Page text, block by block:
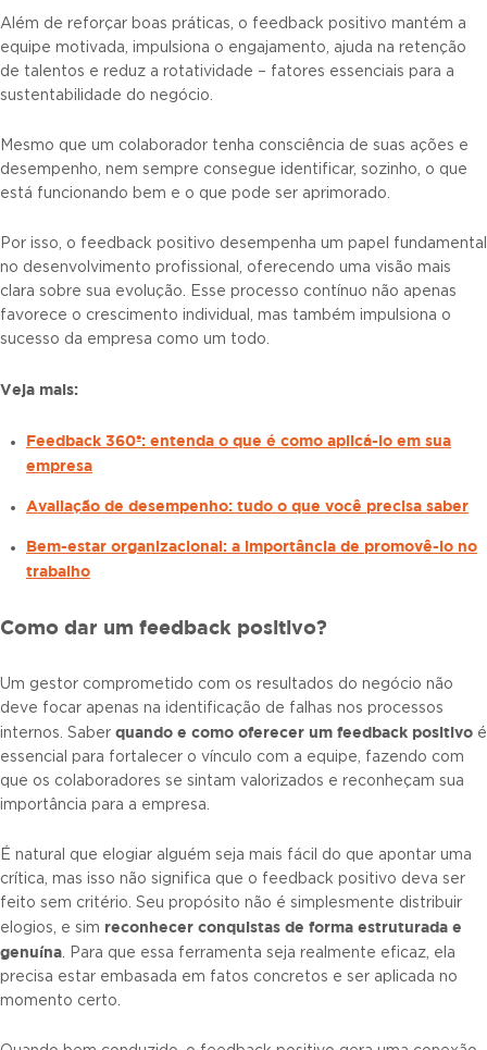
Além de reforçar boas práticas, o feedback positivo mantém a
equipe motivada, impulsiona o engajamento, ajuda na retenção
de talentos e reduz a rotatividade – fatores essenciais para a
sustentabilidade do negócio.
Mesmo que um colaborador tenha consciência de suas ações e
desempenho, nem sempre consegue identificar, sozinho, o que
está funcionando bem e o que pode ser aprimorado.
Por isso, o feedback positivo desempenha um papel fundamental
no desenvolvimento profissional, oferecendo uma visão mais
clara sobre sua evolução. Esse processo contínuo não apenas
favorece o crescimento individual, mas também impulsiona o
sucesso da empresa como um todo.
Veja mais:
Feedback 360º: entenda o que é como aplicá-lo em sua
empresa
Avaliação de desempenho: tudo o que você precisa saber
Bem-estar organizacional: a importância de promovê-lo no
trabalho
Como dar um feedback positivo?
Um gestor comprometido com os resultados do negócio não
deve focar apenas na identificação de falhas nos processos
internos. Saber quando e como oferecer um feedback positivo é
essencial para fortalecer o vínculo com a equipe, fazendo com
que os colaboradores se sintam valorizados e reconheçam sua
importância para a empresa.
É natural que elogiar alguém seja mais fácil do que apontar uma
crítica, mas isso não significa que o feedback positivo deva ser
feito sem critério. Seu propósito não é simplesmente distribuir
elogios, e sim reconhecer conquistas de forma estruturada e
genuína . Para que essa ferramenta seja realmente eficaz, ela
precisa estar embasada em fatos concretos e ser aplicada no
momento certo.